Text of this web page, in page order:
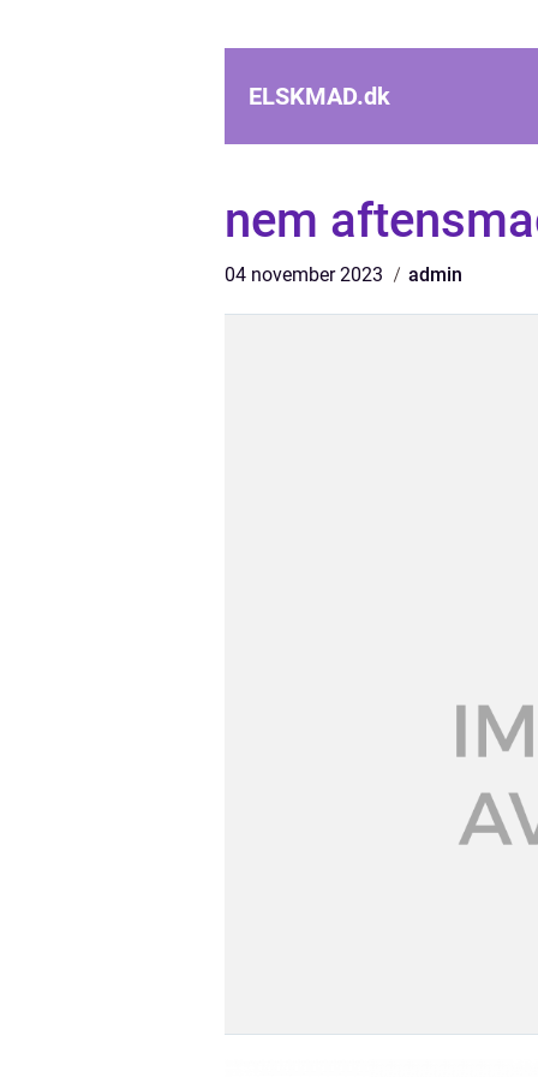
ELSKMAD.dk
nem
04 november 2023 admin